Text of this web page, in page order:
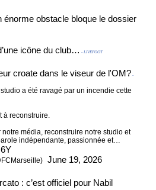
énorme obstacle bloque le dossier
icône du club… - LIVEFOOT
croate dans le viseur de l'OM? -
a été ravagé par un incendie cette
à reconstruire.
média, reconstruire notre studio et
indépendante, passionnée et…
June 19, 2026
: c’est officiel pour Nabil